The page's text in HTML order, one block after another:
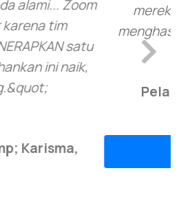
Saya akhirnya
dengan webinar!&quot;
S.
Capterra
SELENGKAPNYA